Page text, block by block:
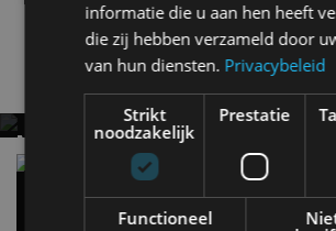
Nieuwste
MET KORTING NAAR EV
AUTORAI REGELT HET!
EV Experience 2026 van 24 tot 26
Vergelijking: BMW iX3 vs
moet je hebben?
28 mei
informatie die u aan hen heeft
die zij hebben verzameld door
van hun diensten. Privacybeleid
Strikt
noodzakelijk
Prestatie
Functioneel